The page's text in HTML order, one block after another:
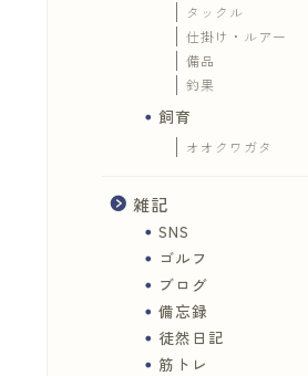
タックル
仕掛け・ルアー
備品
釣果
飼育
オオクワガタ
雑記
SNS
ゴルフ
ブログ
備忘録
徒然日記
筋トレ